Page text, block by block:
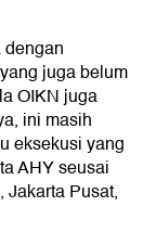
juga belum
OIKN juga
ini masih
eksekusi yang
AHY seusai
Jakarta Pusat,